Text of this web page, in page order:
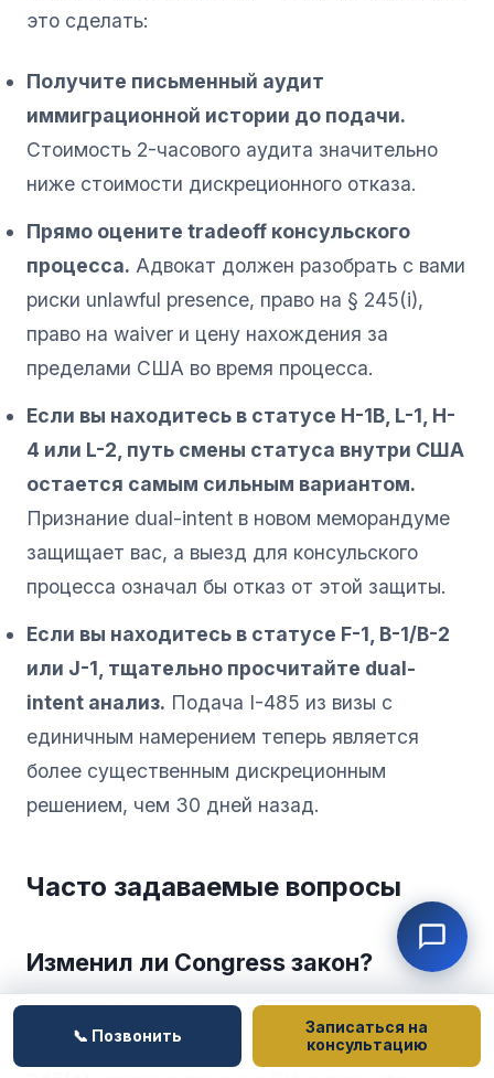
это сделать:
Получите письменный аудит
иммиграционной истории до подачи.
Стоимость 2-часового аудита значительно
ниже стоимости дискреционного отказа.
Прямо оцените tradeoff консульского
процесса. Адвокат должен разобрать с вами
риски unlawful presence, право на § 245(i),
право на waiver и цену нахождения за
пределами США во время процесса.
Если вы находитесь в статусе H-1B, L-1, H-
4 или L-2, путь смены статуса внутри США
остается самым сильным вариантом.
Признание dual-intent в новом меморандуме
защищает вас, а выезд для консульского
процесса означал бы отказ от этой защиты.
Если вы находитесь в статусе F-1, B-1/B-2
или J-1, тщательно просчитайте dual-
intent анализ. Подача I-485 из визы с
единичным намерением теперь является
более существенным дискреционным
решением, чем 30 дней назад.
Часто задаваемые вопросы
Изменил ли Congress закон?
Нет. PM-602-0199 является политическим
меморандумом USCIS. Он толкуетINA §
📞 Позвонить
Записаться на
консультацию